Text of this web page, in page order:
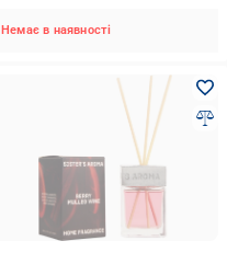
Немає в наявності